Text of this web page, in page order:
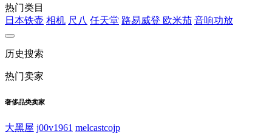
热门类目
日本铁壶 相机 尺八 任天堂 路易威登 欧米茄 音响功放
历史搜索
热门卖家
奢侈品类卖家
大黑屋 j00v1961 melcastcojp